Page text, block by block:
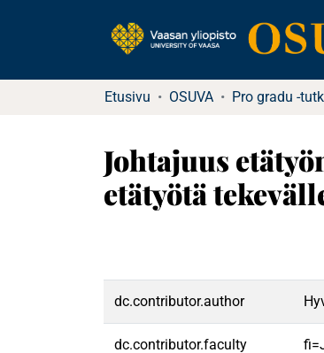
Etusivu OSUVA
Johtajuus
etätyötä
dc.contributor.author
dc.contributor.faculty